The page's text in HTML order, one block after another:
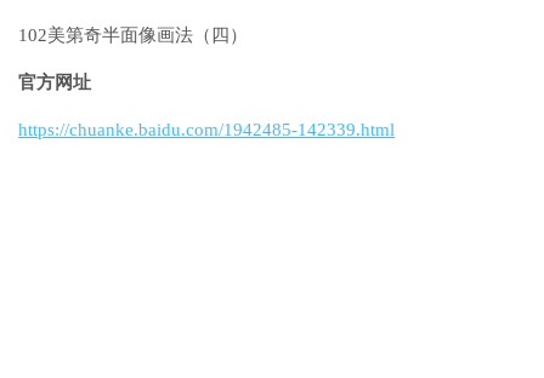
102美第奇半面像画法（四）
官方网址
https://chuanke.baidu.com/1942485-142339.html